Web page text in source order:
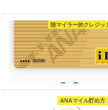
陸マイラー的クレジッ
ANAマイル貯め方